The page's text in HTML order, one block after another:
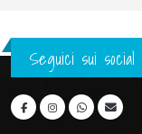
Seguici sui social